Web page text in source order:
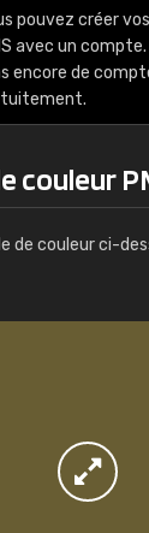
pouvez créer
avec un compte.
encore de
couleur
de couleur ci-